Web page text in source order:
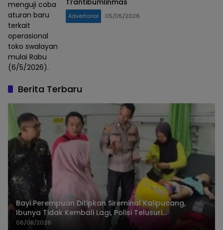
menguji coba
aturan baru
terkait
operasional
toko swalayan
mulai Rabu
(6/5/2026).
Advertorial 05/05/2026
Berita Terbaru
Bayi Perempuan Ditipkan Sireminal Kalipucang,
Ibunya Tidak Kembali Lagi, Polisi Telusuri
Keberadaan Orang Tua
06/08/2026